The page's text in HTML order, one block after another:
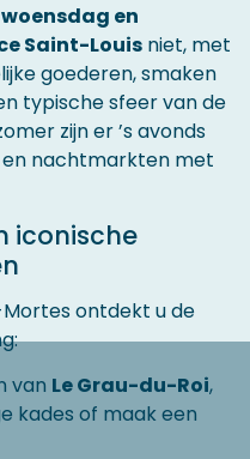
en
Saint-Louis niet, met
goederen, smaken
typische sfeer van de
zijn er ’s avonds
nachtmarkten met
iconische
ontdekt u de
van Le Grau-du-Roi,
kades of maak een